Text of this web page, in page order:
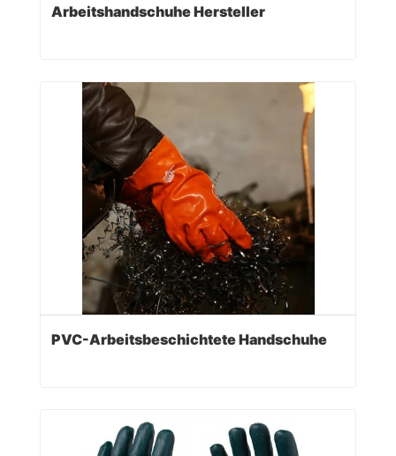
Arbeitshandschuhe Hersteller
PVC-Arbeitsbeschichtete Handschuhe